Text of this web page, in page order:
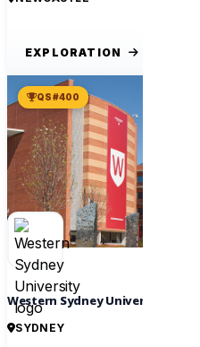
EXPLORATION
QS #400
Western Sydney University
SYDNEY